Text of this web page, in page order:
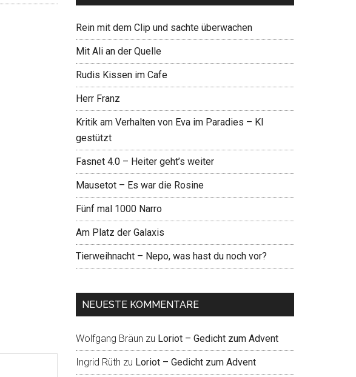
Rein mit dem Clip und sachte überwachen
Mit Ali an der Quelle
Rudis Kissen im Cafe
Herr Franz
Kritik am Verhalten von Eva im Paradies – KI
gestützt
Fasnet 4.0 – Heiter geht’s weiter
Mausetot – Es war die Rosine
Fünf mal 1000 Narro
Am Platz der Galaxis
Tierweihnacht – Nepo, was hast du noch vor?
NEUESTE KOMMENTARE
Wolfgang Bräun zu Loriot – Gedicht zum Advent
Ingrid Rüth zu Loriot – Gedicht zum Advent